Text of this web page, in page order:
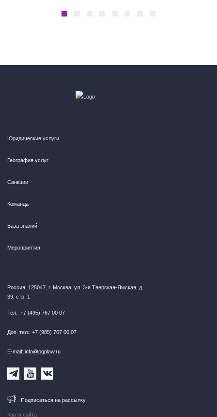
Карта сайта
Юридические услуги
География услуг
Санкции
Команда
База знаний
Мероприятия
Россия, 125047, г. Москва, ул. 3-я Тверская-Ямская, д.
39, стр. 1
Тел.: +7 (495) 767 00 07
Доп. тел.: +7 (985) 767 00 07
E-mail: info@pgplaw.ru
Подписаться на рассылку